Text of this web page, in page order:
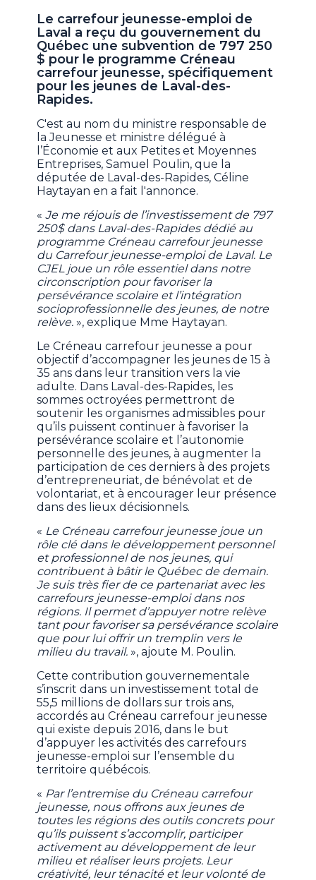
Le carrefour jeunesse-emploi de
Laval a reçu du gouvernement du
Québec une subvention de 797 250
$ pour le programme Créneau
carrefour jeunesse, spécifiquement
pour les jeunes de Laval-des-
Rapides.
C'est au nom du ministre responsable de
la Jeunesse et ministre délégué à
l’Économie et aux Petites et Moyennes
Entreprises, Samuel Poulin, que la
députée de Laval-des-Rapides, Céline
Haytayan en a fait l'annonce.
«Je me réjouis de l’investissement de 797
250$ dans Laval-des-Rapides dédié au
programme Créneau carrefour jeunesse
du Carrefour jeunesse-emploi de Laval. Le
CJEL joue un rôle essentiel dans notre
circonscription pour favoriser la
persévérance scolaire et l’intégration
socioprofessionnelle des jeunes, de notre
relève. », explique Mme Haytayan.
Le Créneau carrefour jeunesse a pour
objectif d’accompagner les jeunes de 15 à
35 ans dans leur transition vers la vie
adulte. Dans Laval-des-Rapides, les
sommes octroyées permettront de
soutenir les organismes admissibles pour
qu’ils puissent continuer à favoriser la
persévérance scolaire et l’autonomie
personnelle des jeunes, à augmenter la
participation de ces derniers à des projets
d’entrepreneuriat, de bénévolat et de
volontariat, et à encourager leur présence
dans des lieux décisionnels.
« Le Créneau carrefour jeunesse joue un
rôle clé dans le développement personnel
et professionnel de nos jeunes, qui
contribuent à bâtir le Québec de demain.
Je suis très fier de ce partenariat avec les
carrefours jeunesse-emploi dans nos
régions. Il permet d’appuyer notre relève
tant pour favoriser sa persévérance scolaire
que pour lui offrir un tremplin vers le
milieu du travail. », ajoute M. Poulin.
Cette contribution gouvernementale
s’inscrit dans un investissement total de
55,5 millions de dollars sur trois ans,
accordés au Créneau carrefour jeunesse
qui existe depuis 2016, dans le but
d’appuyer les activités des carrefours
jeunesse-emploi sur l’ensemble du
territoire québécois.
« Par l’entremise du Créneau carrefour
jeunesse, nous offrons aux jeunes de
toutes les régions des outils concrets pour
qu’ils puissent s’accomplir, participer
activement au développement de leur
milieu et réaliser leurs projets. Leur
créativité, leur ténacité et leur volonté de